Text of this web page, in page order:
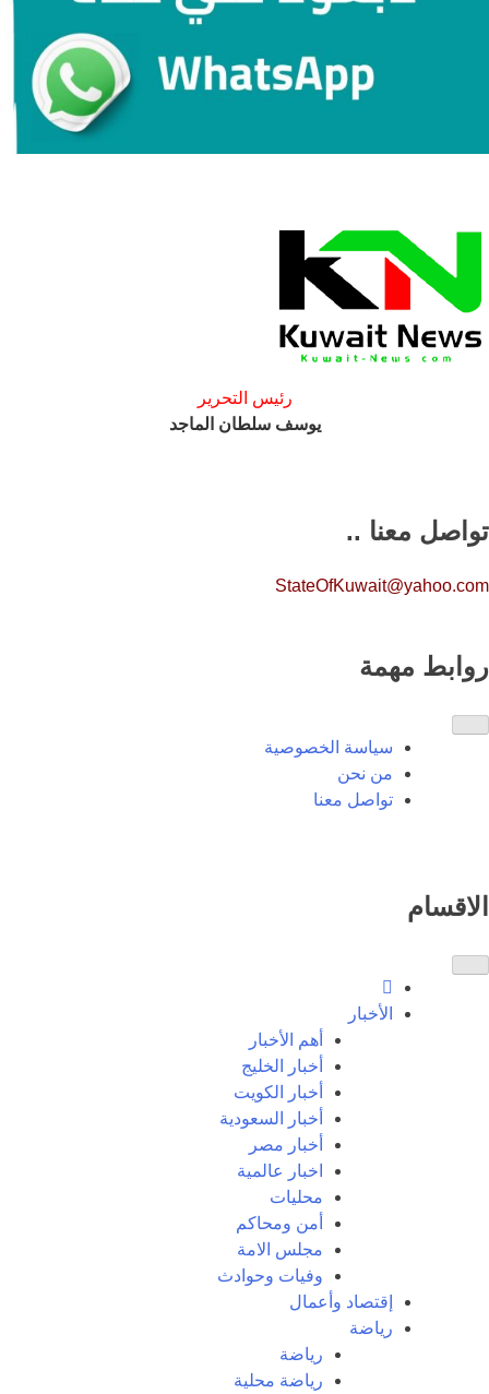
رئيس التحرير
يوسف سلطان الماجد
تواصل معنا ..
StateOfKuwait@yahoo.com
روابط مهمة
سياسة الخصوصية
من نحن
تواصل معنا
الاقسام
الأخبار
أهم الأخبار
أخبار الخليج
أخبار الكويت
أخبار السعودية
أخبار مصر
اخبار عالمية
محليات
أمن ومحاكم
مجلس الامة
وفيات وحوادث
إقتصاد وأعمال
رياضة
رياضة
رياضة محلية